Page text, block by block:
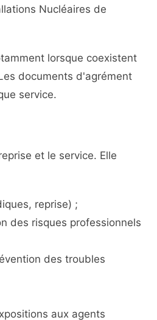
Nucléaires de
lorsque coexistent
documents d'agrément
service.
et le service. Elle
reprise) ;
des risques professionnels
des troubles
aux agents